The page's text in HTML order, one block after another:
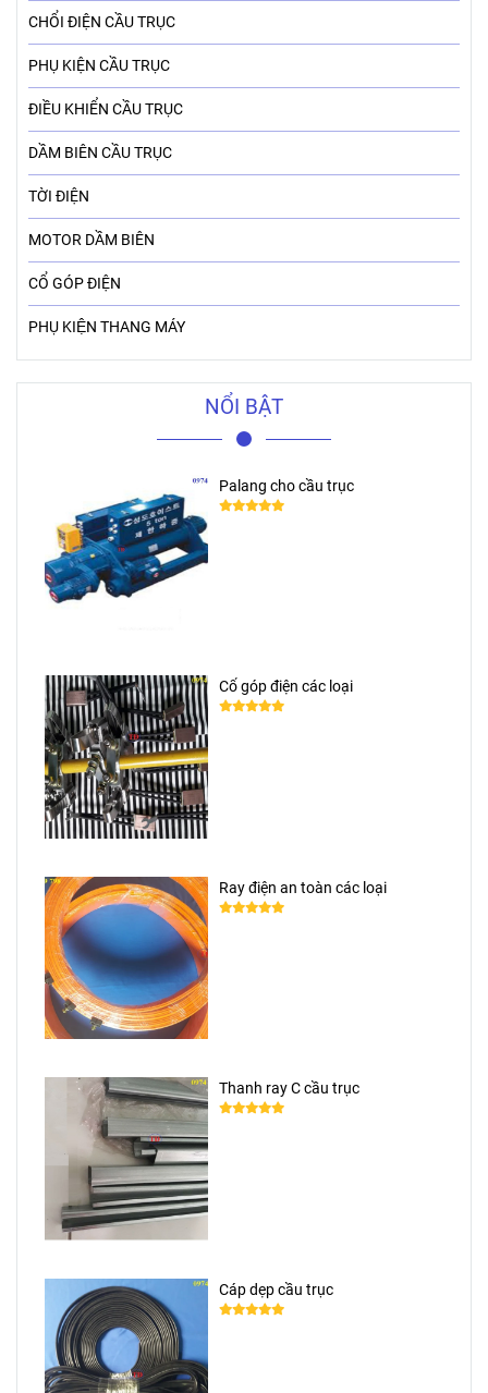
CHỔI ĐIỆN CẦU TRỤC
PHỤ KIỆN CẦU TRỤC
ĐIỀU KHIỂN CẦU TRỤC
DẦM BIÊN CẦU TRỤC
TỜI ĐIỆN
MOTOR DẦM BIÊN
CỔ GÓP ĐIỆN
PHỤ KIỆN THANG MÁY
NỔI BẬT
Palang cho cầu trục
Cổ góp điện các loại
Ray điện an toàn các loại
Thanh ray C cầu trục
Cáp dẹp cầu trục